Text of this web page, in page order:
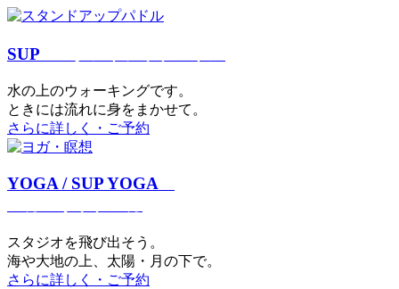
SUP
⽔の上のウォーキングです。
ときには流れに身をまかせて。
さらに詳しく・ご予約
YOGA / SUP YOGA
スタジオを⾶び出そう。
海や大地の上、太陽・⽉の下で。
さらに詳しく・ご予約